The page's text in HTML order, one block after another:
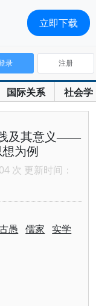
国际关系 社会学
录 注册
及其意义——
为例
次 更新时间：
愚 儒家 实学
立即下载